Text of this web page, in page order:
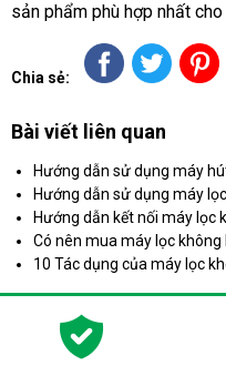
sản phẩm phù hợp nhất
Chia sẻ:
Bài viết liên quan
Hướng dẫn sử dụng máy
Hướng dẫn sử dụng máy
Hướng dẫn kết nối máy lọc
Có nên mua máy lọc
10 Tác dụng của máy lọc